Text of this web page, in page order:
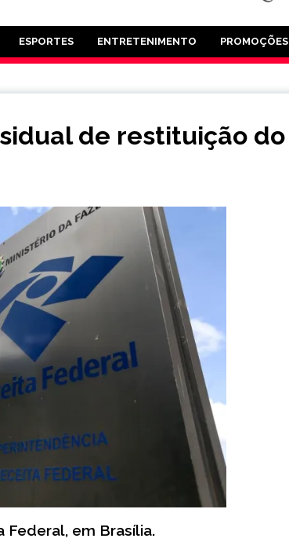
ESPORTES ENTRETENIMENTO PROMOÇÕES
de restituição do
Federal, em Brasília.